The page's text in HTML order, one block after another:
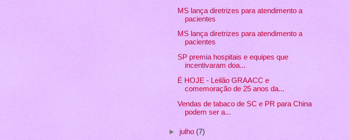
MS lança diretrizes para atendimento a
pacientes
MS lança diretrizes para atendimento a
pacientes
SP premia hospitais e equipes que
incentivaram doa...
É HOJE - Leilão GRAACC e
comemoração de 25 anos da...
Vendas de tabaco de SC e PR para China
podem ser a...
► julho (7)